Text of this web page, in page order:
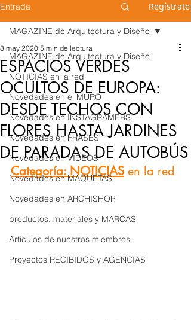
Entrada Regístrate
MAGAZINE de Arquitectura y Diseño
NOTICIAS en la red
Novedades en el MURO
Novedades en INSTAGRAMERS
Novedades en FRASES
Novedades en VÍDEOS
Novedades en MAQUETAS
Novedades en ARCHISHOP
productos, materiales y MARCAS
Artículos de nuestros miembros
Proyectos RECIBIDOS y AGENCIAS
MAGAZINE de Arquitectura y Diseño
ESPACIOS VERDES
OCULTOS DE EUROPA:
DESDE TECHOS CON
FLORES HASTA JARDINES
DE PARADAS DE AUTOBÚS
8 may 2020 5 min de lectura
Categoría: NOTICIAS en la red